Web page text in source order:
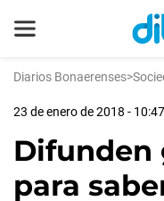
Diarios Bonaerenses>
23 de enero de 2018 - 10:47
Difunden
para